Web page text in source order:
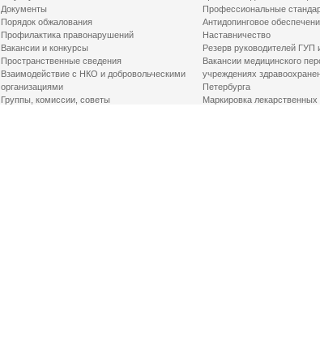
Документы
Порядок обжалования
Профилактика правонарушений
Вакансии и конкурсы
Пространственные сведения
Взаимодействие с НКО и добровольческими
организациями
Группы, комиссии, советы
Профессиональные
Антидопинговое
Наставничество
Резерв руководителей ГУП
Вакансии медицинского
учреждениях
Петербурга
Маркировка